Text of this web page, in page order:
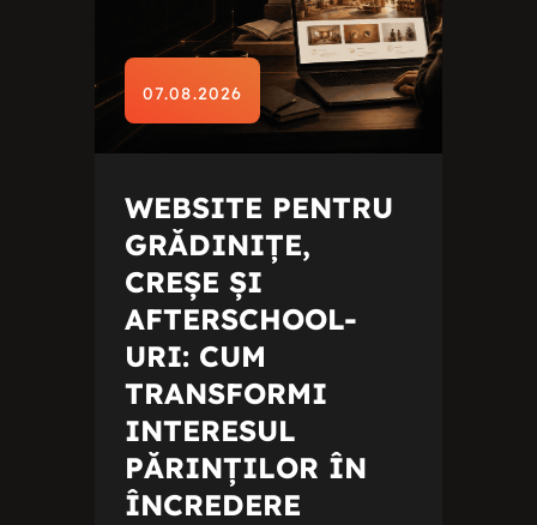
07.08.2026
WEBSITE PENTRU
GRĂDINIȚE,
CREȘE ȘI
AFTERSCHOOL-
URI: CUM
TRANSFORMI
INTERESUL
PĂRINȚILOR ÎN
ÎNCREDERE